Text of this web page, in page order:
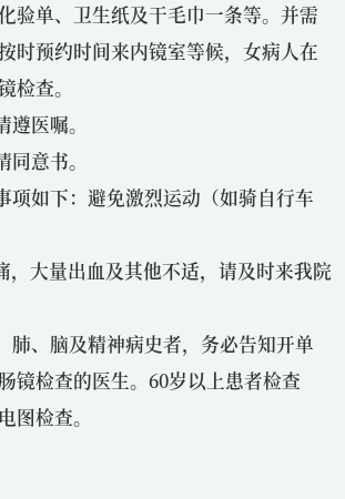
验单、卫生纸及干毛巾一条等。并需
时预约时间来内镜室等候，女病人在
检查。
医嘱。
意书。
项如下：避免激烈运动（如骑自行车
，大量出血及其他不适，请及时来我院
肺、脑及精神病史者，务必告知开单
镜检查的医生。60岁以上患者检查
图检查。